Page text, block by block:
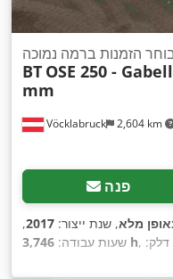
Vöcklabruck 2,604 km
הזמנות ברמה נמוכה
BT OSE 250 -
mm
פנה
מלא, שנת ייצור: 2017
,
שעות עבודה: 3,746 h דלק: